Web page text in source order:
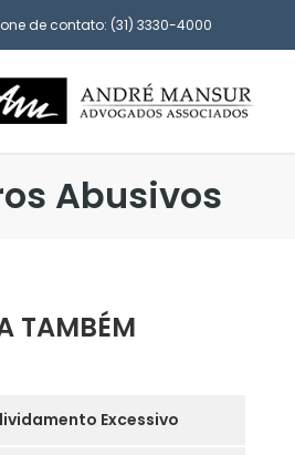
de contato: (31) 3330-4000
Abusivos
TAMBÉM
Excessivo